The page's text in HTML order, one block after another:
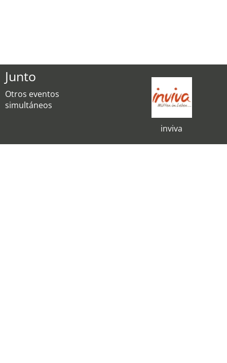
Junto
Otros eventos
simultáneos
inviva